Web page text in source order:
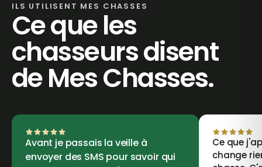
ILS UTILISENT MES CHASSES
Ce que les
chasseurs disent
de Mes Chasses.
Avant je passais la veille à
envoyer des SMS pour savoir qui
Ce que
change